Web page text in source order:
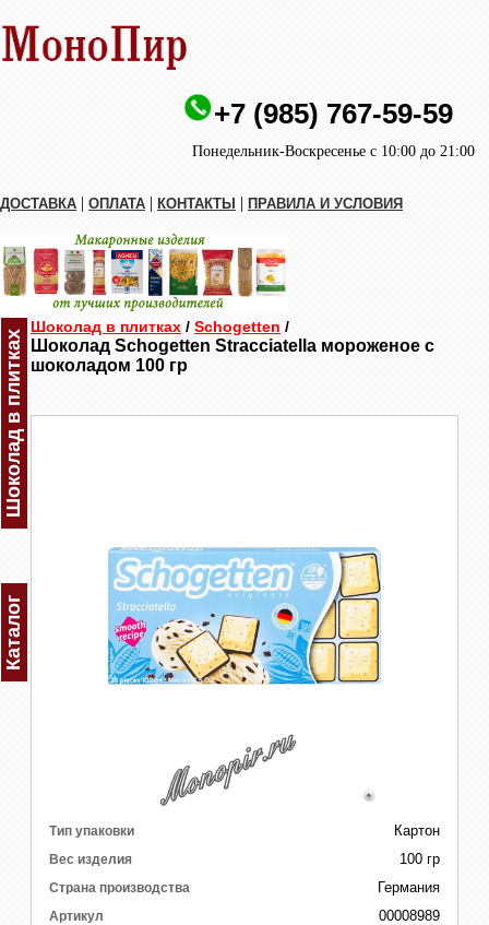
+7 (985) 767-59-59
Понедельник-Воскресенье с 10:00 до 21:00
ДОСТАВКА | ОПЛАТА | КОНТАКТЫ | ПРАВИЛА И УСЛОВИЯ
Шоколад в плитках
Каталог
Шоколад в плитках / Schogetten /
Шоколад Schogetten Stracciatella мороженое с
шоколадом 100 гр
Тип упаковки Картон
Вес изделия 100 гр
Страна производства Германия
Артикул 00008989